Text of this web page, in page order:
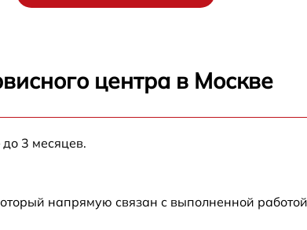
от 60 мин
центра в Москве
3 месяцев.
напрямую связан с выполненной